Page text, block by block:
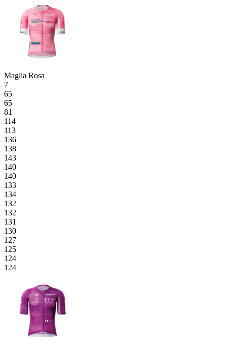
Maglia Rosa
7
65
65
81
114
113
136
138
143
140
140
133
134
132
132
131
130
127
125
124
124